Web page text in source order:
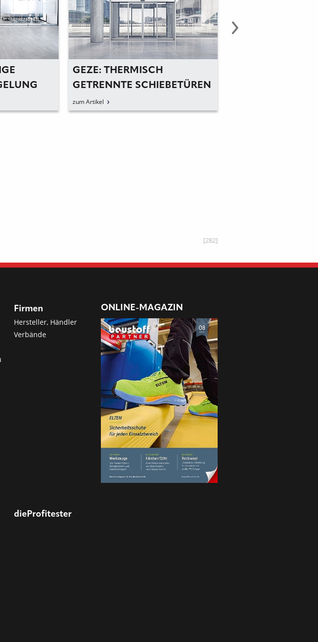
GEZE: THERMISCH
GETRENNTE SCHIEBETÜREN
zum Artikel
[282]
Firmen
Hersteller, Händler
Verbände
dieProfitester
ONLINE-MAGAZIN